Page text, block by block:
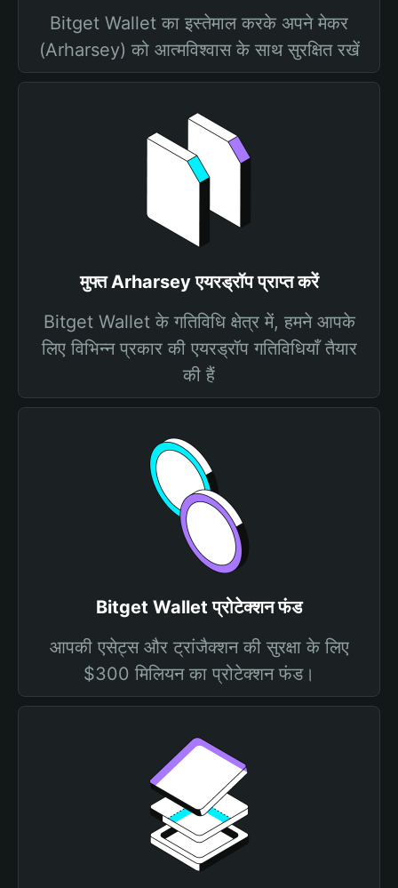
Bitget Wallet का इस्तेमाल करके अपने मेकर
(Arharsey) को आत्मविश्वास के साथ सुरक्षित रखें
मुफ्त Arharsey एयरड्रॉप प्राप्त करें
Bitget Wallet के गतिविधि क्षेत्र में, हमने आपके
लिए विभिन्न प्रकार की एयरड्रॉप गतिविधियाँ तैयार
की हैं
Bitget Wallet प्रोटेक्शन फंड
आपकी एसेट्स और ट्रांजैक्शन की सुरक्षा के लिए
$300 मिलियन का प्रोटेक्शन फंड।